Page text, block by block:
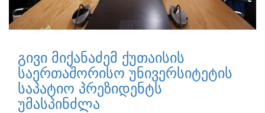
გივი მიქანაძემ ქუთაისის
საერთაშორისო უნივერსიტეტის
საპატიო პრეზიდენტს
უმასპინძლა